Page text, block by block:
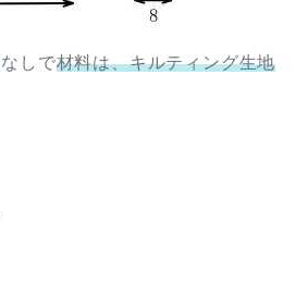
しで材料は、キルティング生地